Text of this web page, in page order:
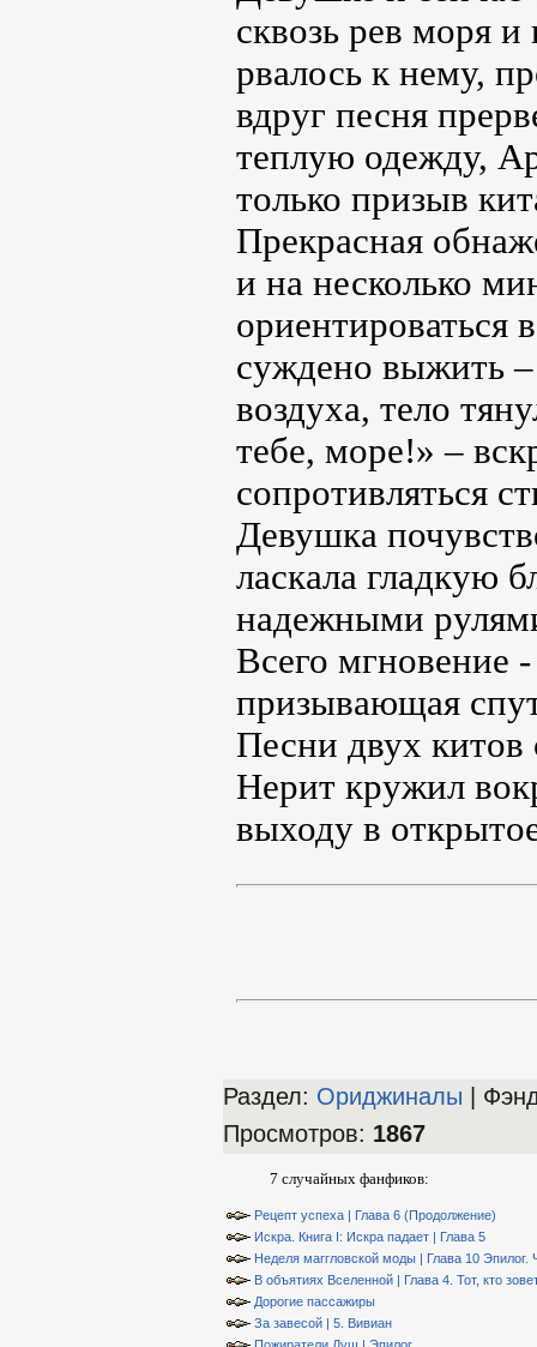
сквозь рев моря
рвалось к нему,
вдруг песня
теплую одежду,
только призыв
Прекрасная
и на несколько
суждено выжить –
воздуха, тело
тебе, море!» –
сопротивляться
Девушка
ласкала гладкую
надежными
Всего мгновение
призывающая
Песни двух китов
Нерит кружил
выходу в
Раздел: Ориджиналы |
Просмотров: 1867
7 случайных фанфиков:
Рецепт успеха | Глава 6 (Продолжение)
Искра. Книга I: Искра падает | Глава 5
Неделя маггловской моды | Глава 10 Эпилог.
В объятиях Вселенной | Глава 4. Тот, кто
Дорогие пассажиры
За завесой | 5. Вивиан